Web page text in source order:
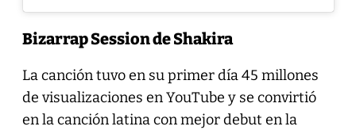
Bizarrap Session de Shakira
La canción tuvo en su primer día 45 millones
de visualizaciones en YouTube y se convirtió
en la canción latina con mejor debut en la